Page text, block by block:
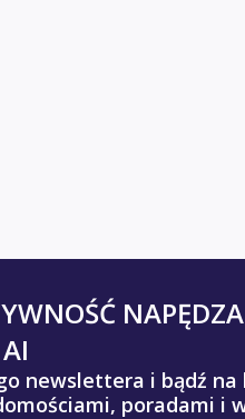
newslettera i bądź na
poradami i